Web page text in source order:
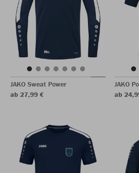
JAKO Sweat Power
ab 27,99 €
JAKO
ab